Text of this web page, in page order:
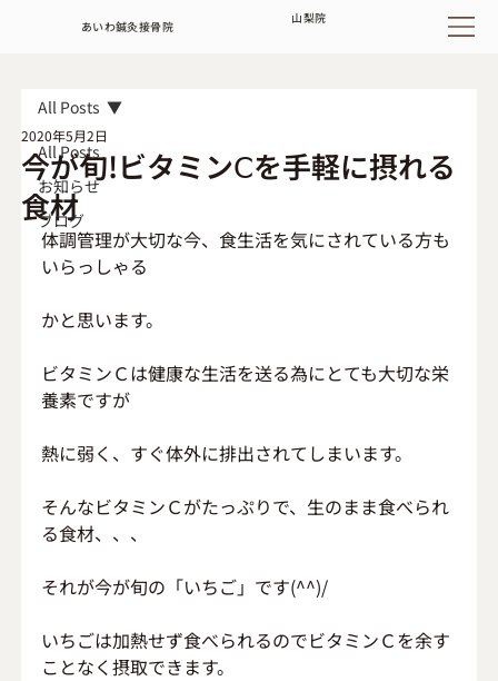
あいわ鍼灸接骨院
山梨院
All Posts
お知らせ
ブログ
All Posts
今が旬!ビタミンⅭを手軽に摂れる
食材
2020年5月2日
体調管理が大切な今、食生活を気にされている方も
いらっしゃる
かと思います。
ビタミンＣは健康な生活を送る為にとても大切な栄
養素ですが
熱に弱く、すぐ体外に排出されてしまいます。
そんなビタミンＣがたっぷりで、生のまま食べられ
る食材、、、
それが今が旬の「いちご」です(^^)/
いちごは加熱せず食べられるのでビタミンＣを余す
ことなく摂取できます。